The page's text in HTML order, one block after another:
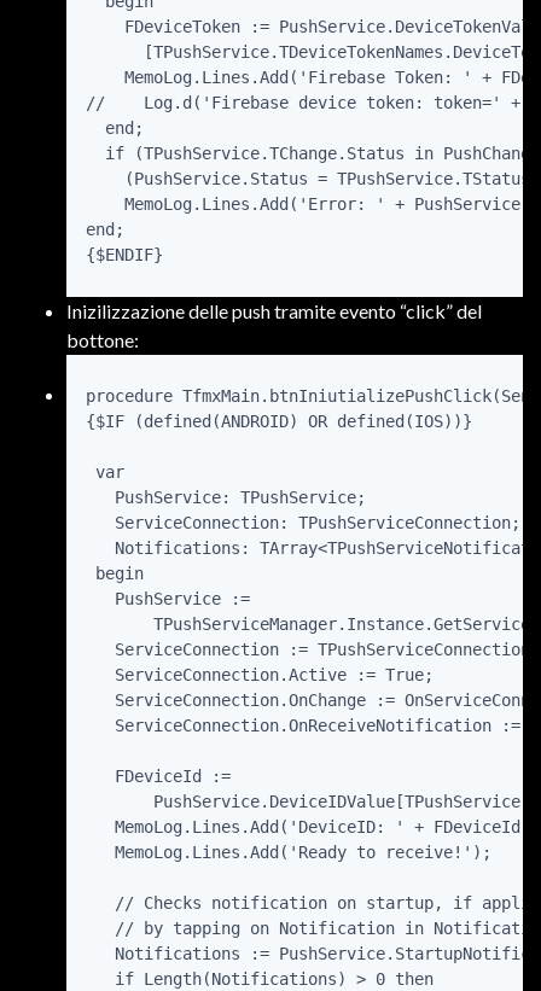
FDeviceToken :=
MemoLog.Lines.Add('Firebase Token: ' +
//    Log.d('Firebase device token: token=' +
  end;
if (TPushService.TChange.Status in
(PushService.Status =
MemoLog.Lines.Add('Error: ' +
end;
{$ENDIF}
Inizilizzazione delle push tramite evento “click” del
bottone:
procedure
{$IF (defined(ANDROID) OR defined(IOS))}
var
   PushService: TPushService;
   ServiceConnection: TPushServiceConnection;
Notifications:
begin
   PushService :=
ServiceConnection :=
   ServiceConnection.Active := True;
ServiceConnection.OnChange :=
ServiceConnection.OnReceiveNotification :=
   FDeviceId :=
   MemoLog.Lines.Add('DeviceID: ' + FDeviceId);
   MemoLog.Lines.Add('Ready to receive!');
// Checks notification on startup, if
// by tapping on Notification in
Notifications :=
   if Length(Notifications) > 0 then